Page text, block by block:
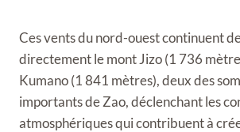
Ces vents du nord-ouest continuent
directement le mont Jizo (1 736
Kumano (1 841 mètres), deux des
importants de Zao, déclenchant les
atmosphériques qui contribuent à